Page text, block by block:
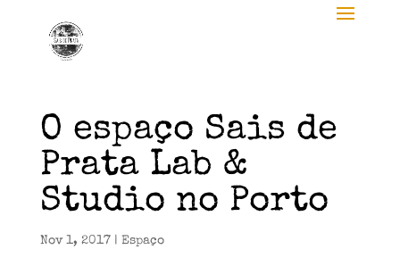
O espaço Sais de
Prata Lab &
Studio no Porto
Nov 1, 2017 | Espaço